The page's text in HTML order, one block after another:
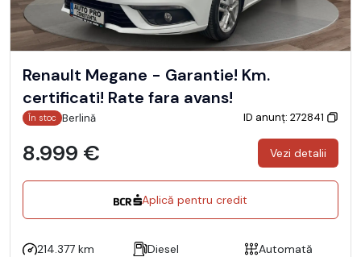
Renault Megane - Garantie! Km.
certificati! Rate fara avans!
În stoc Berlină ID anunț: 272841
8.999 € Vezi detalii
Aplică pentru credit
214.377 km Diesel
Automată